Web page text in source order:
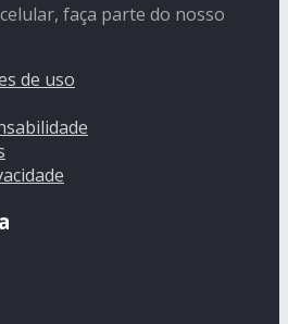
faça parte do nosso
de uso